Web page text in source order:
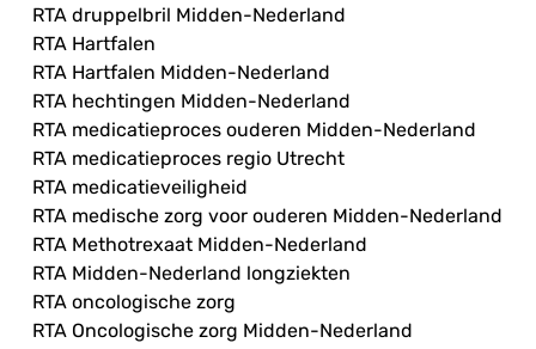
RTA druppelbril Midden-Nederland
RTA Hartfalen
RTA Hartfalen Midden-Nederland
RTA hechtingen Midden-Nederland
RTA medicatieproces ouderen Midden-Nederland
RTA medicatieproces regio Utrecht
RTA medicatieveiligheid
RTA medische zorg voor ouderen Midden-Nederland
RTA Methotrexaat Midden-Nederland
RTA Midden-Nederland longziekten
RTA oncologische zorg
RTA Oncologische zorg Midden-Nederland